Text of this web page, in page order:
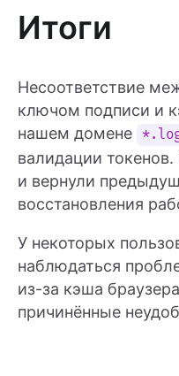
Итоги
Несоответствие
ключом подписи и
нашем домене
валидации
и вернули
восстановления
У некоторых
наблюдаться
из-за кэша
причинённые